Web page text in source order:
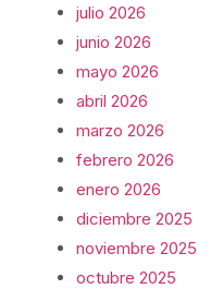
julio 2026
junio 2026
mayo 2026
abril 2026
marzo 2026
febrero 2026
enero 2026
diciembre 2025
noviembre 2025
octubre 2025